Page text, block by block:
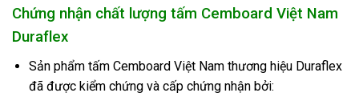
Chứng nhận chất lượng tấm Cemboard Việt Nam
Duraflex
Sản phẩm tấm Cemboard Việt Nam thương hiệu Duraflex
đã được kiểm chứng và cấp chứng nhận bởi: